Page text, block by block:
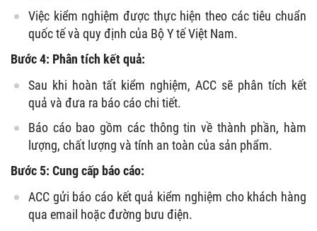
Việc kiểm nghiệm được thực hiện theo các tiêu chuẩn
quốc tế và quy định của Bộ Y tế Việt Nam.
Bước 4: Phân tích kết quả:
Sau khi hoàn tất kiểm nghiệm, ACC sẽ phân tích kết
quả và đưa ra báo cáo chi tiết.
Báo cáo bao gồm các thông tin về thành phần, hàm
lượng, chất lượng và tính an toàn của sản phẩm.
Bước 5: Cung cấp báo cáo:
ACC gửi báo cáo kết quả kiểm nghiệm cho khách hàng
qua email hoặc đường bưu điện.